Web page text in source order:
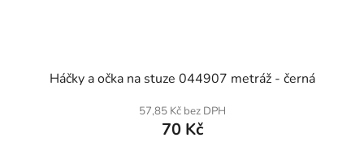
Háčky a očka na stuze 044907 metráž - černá
57,85 Kč bez DPH
70 Kč